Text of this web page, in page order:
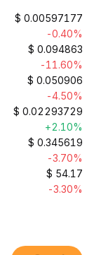
$ 0.00597177
-0.40%
$ 0.094863
-11.60%
$ 0.050906
-4.50%
$ 0.02293729
+2.10%
$ 0.345619
-3.70%
$ 54.17
-3.30%